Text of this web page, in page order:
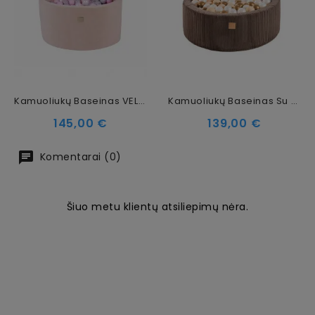
Kamuoliukų Baseinas VELVET, 300 Kamuoliukų, 40 Cm
Kaina
145,00 €
Kamuoliukų Baseinas Su 200 Kamuoliukų, 90x30, Rudas
Kaina
139,00 €
Komentarai (0)
Šiuo metu klientų atsiliepimų nėra.